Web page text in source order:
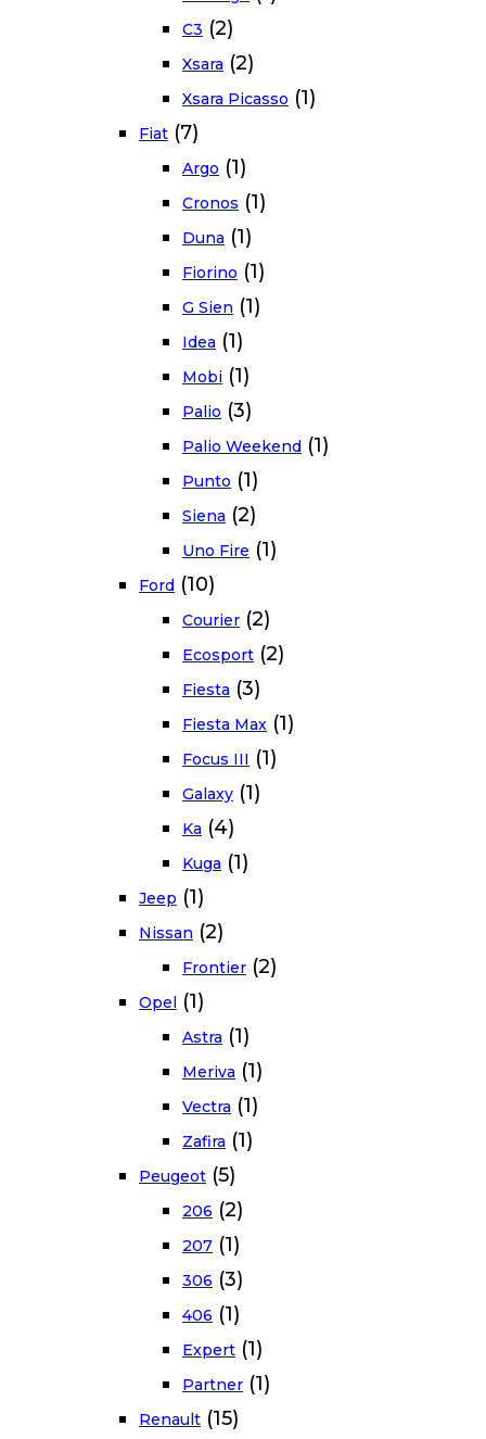
C3 (2)
Xsara (2)
Xsara Picasso (1)
Fiat (7)
Argo (1)
Cronos (1)
Duna (1)
Fiorino (1)
G Sien (1)
Idea (1)
Mobi (1)
Palio (3)
Palio Weekend (1)
Punto (1)
Siena (2)
Uno Fire (1)
Ford (10)
Courier (2)
Ecosport (2)
Fiesta (3)
Fiesta Max (1)
Focus III (1)
Galaxy (1)
Ka (4)
Kuga (1)
Jeep (1)
Nissan (2)
Frontier (2)
Opel (1)
Astra (1)
Meriva (1)
Vectra (1)
Zafira (1)
Peugeot (5)
206 (2)
207 (1)
306 (3)
406 (1)
Expert (1)
Partner (1)
Renault (15)